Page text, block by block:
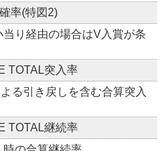
率(特図2)
り経由の場合はV入賞が条
TOTAL突入率
る引き戻しを含む合算突入
TOTAL継続率